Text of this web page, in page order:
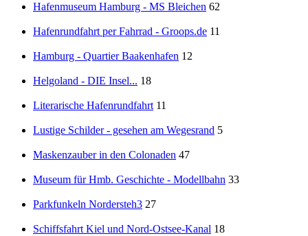
Hafenmuseum Hamburg - MS Bleichen 62
Hafenrundfahrt per Fahrrad - Groops.de 11
Hamburg - Quartier Baakenhafen 12
Helgoland - DIE Insel... 18
Literarische Hafenrundfahrt 11
Lustige Schilder - gesehen am Wegesrand 5
Maskenzauber in den Colonaden 47
Museum für Hmb. Geschichte - Modellbahn 33
Parkfunkeln Nordersteh3 27
Schiffsfahrt Kiel und Nord-Ostsee-Kanal 18